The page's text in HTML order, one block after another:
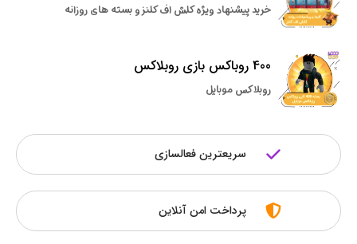
خرید پیشنهاد ویژه کلش اف کلنز و بسته های روزانه
400 روباکس بازی روبلاکس
روبلاکس موبایل
سریعترین فعالسازی
پرداخت امن آنلاین